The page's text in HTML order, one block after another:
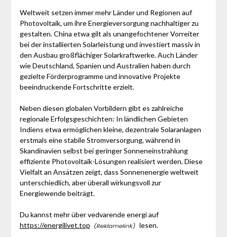
Weltweit setzen immer mehr Länder und Regionen auf
Photovoltaik, um ihre Energieversorgung nachhaltiger zu
gestalten. China etwa gilt als unangefochtener Vorreiter
bei der installierten Solarleistung und investiert massiv in
den Ausbau großflächiger Solarkraftwerke. Auch Länder
wie Deutschland, Spanien und Australien haben durch
gezielte Förderprogramme und innovative Projekte
beeindruckende Fortschritte erzielt.
Neben diesen globalen Vorbildern gibt es zahlreiche
regionale Erfolgsgeschichten: In ländlichen Gebieten
Indiens etwa ermöglichen kleine, dezentrale Solaranlagen
erstmals eine stabile Stromversorgung, während in
Skandinavien selbst bei geringer Sonneneinstrahlung
effiziente Photovoltaik-Lösungen realisiert werden. Diese
Vielfalt an Ansätzen zeigt, dass Sonnenenergie weltweit
unterschiedlich, aber überall wirkungsvoll zur
Energiewende beiträgt.
Du kannst mehr über vedvarende energi auf
https://energilivet.top
lesen.